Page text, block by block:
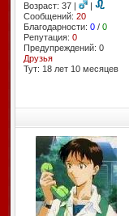
Возраст: 37 |
|
Сообщений: 20
Благодарности: 0/ 0
Репутация: 0
Предупреждений: 0
Друзья
Тут: 18 лет 10 месяцев